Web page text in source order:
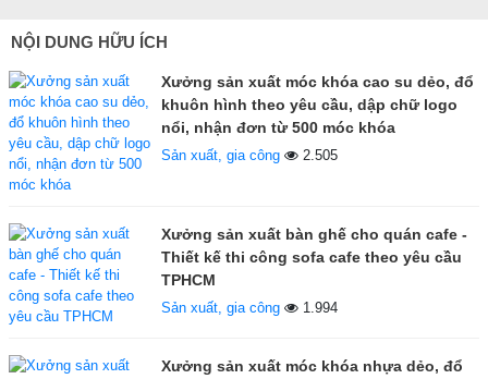
NỘI DUNG HỮU ÍCH
Xưởng sản xuất móc khóa cao su dẻo, đổ
khuôn hình theo yêu cầu, dập chữ logo
nổi, nhận đơn từ 500 móc khóa
Sản xuất, gia công 2.505
Xưởng sản xuất bàn ghế cho quán cafe -
Thiết kế thi công sofa cafe theo yêu cầu
TPHCM
Sản xuất, gia công 1.994
Xưởng sản xuất móc khóa nhựa dẻo, đổ